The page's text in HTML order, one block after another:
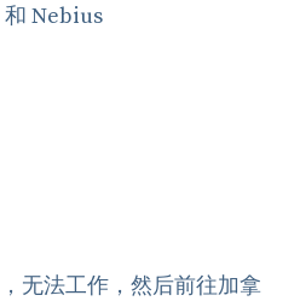
Nebius
无法工作，然后前往加拿